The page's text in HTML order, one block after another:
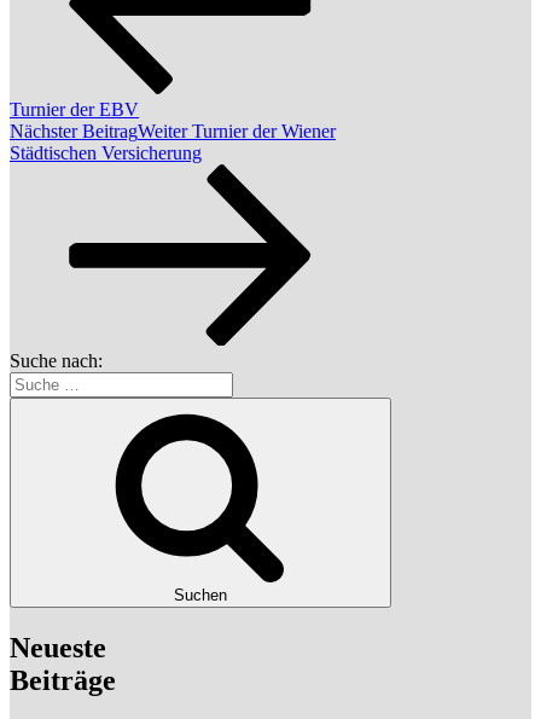
Turnier der EBV
Nächster BeitragWeiter Turnier der Wiener
Städtischen Versicherung
Suche nach:
Suchen
Neueste
Beiträge